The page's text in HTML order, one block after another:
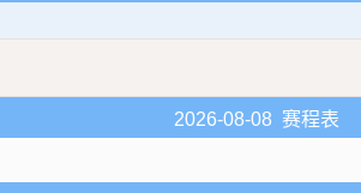
2026-08-08 赛程表